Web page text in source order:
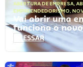
ABERTURA DE EMPRESA,
EMPREENDEDORISMO,
Vai abrir uma
funciona o
ACESSAR